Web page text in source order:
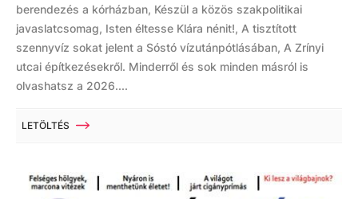
berendezés a kórházban, Készül a közös szakpolitikai
javaslatcsomag, Isten éltesse Klára nénit!, A tisztított
szennyvíz sokat jelent a Sóstó vízutánpótlásában, A Zrínyi
utcai építkezésekről. Minderről és sok minden másról is
olvashatsz a 2026....
LETÖLTÉS